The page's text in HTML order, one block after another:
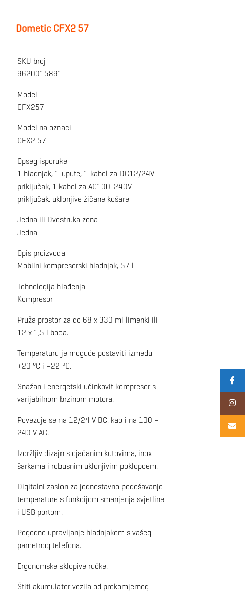
Dometic CFX2 57
SKU broj
9620015891
Model
CFX257
Model na oznaci
CFX2 57
Opseg isporuke
1 hladnjak, 1 upute, 1 kabel za DC12/24V
priključak, 1 kabel za AC100-240V
priključak, uklonjive žičane košare
Jedna ili Dvostruka zona
Jedna
Opis proizvoda
Mobilni kompresorski hladnjak, 57 l
Tehnologija hlađenja
Kompresor
Pruža prostor za do 68 x 330 ml limenki ili
12 x 1,5 l boca.
Temperaturu je moguće postaviti između
+20 °C i –22 °C.
Snažan i energetski učinkovit kompresor s
varijabilnom brzinom motora.
Povezuje se na 12/24 V DC, kao i na 100 –
240 V AC.
Izdržljiv dizajn s ojačanim kutovima, inox
šarkama i robusnim uklonjivim poklopcem.
Digitalni zaslon za jednostavno podešavanje
temperature s funkcijom smanjenja svjetline
i USB portom.
Pogodno upravljanje hladnjakom s vašeg
pametnog telefona.
Ergonomske sklopive ručke.
Štiti akumulator vozila od prekomjernog